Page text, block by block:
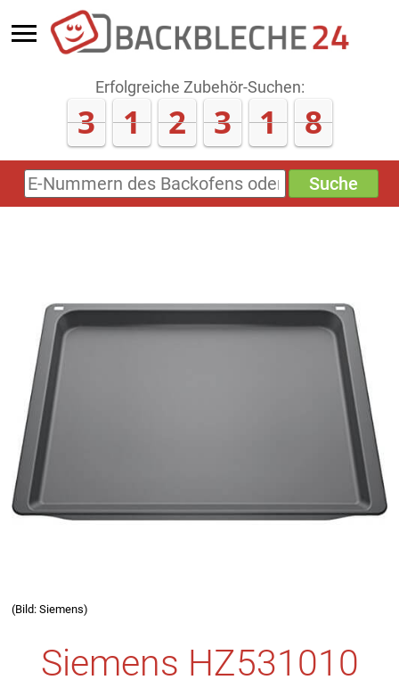
Erfolgreiche Zubehör-Suchen:
3 1 2 3 1 8
E-
Nummern
Suche
(Bild: Siemens)
Siemens HZ531010